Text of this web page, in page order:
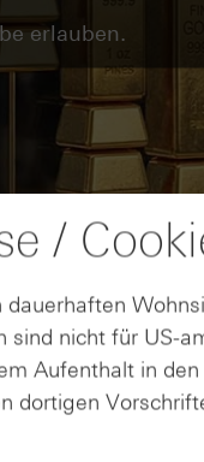
erlauben.
/
nicht für US-
Aufenthalt in
dortigen